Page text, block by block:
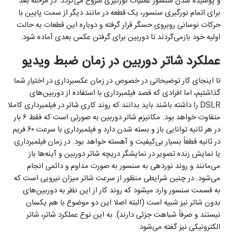
برای اتمام نورگیری سنسور، یک قطعه در مانند دیگر از سمت پایین با
حرکات نوسانی روبروی حسگر قرار گرفته و دوباره این قطعات به حالت
اولیه خود بازمی‌گردند تا دوربین برای گرفتن عکس بعدی آماده شود.
عملکرد شاتر دوربین در زمان ضبط ویدیو
تا اینجای کار توضیحاتی در خصوص در زمان عکسبرداری در اختیار شما
گذاشتیم، اما افرادی که قصد فیلمبرداری با استفاده از دوربین‌های
DSLR را داشته باشند باید بدانند که روند کاری شاتر در فیلمبرداری کاملا
متفاوت خواهد بود. مکانیزم شاتر دوربین به صورتی است که فقط ۶ بار
در هر ثانیه توانایی باز و بسته شدن دارد و فیلمبرداری با سرعت ۶۰ فریم
در ثانیه قطعاً بسیار بی‌کیفیت و آهسته خواهد بود. در زمان فیلمبرداری
یا نمایش زنده تصویر در نمایشگر دریچه شاتر دوربین و آینه‌ها باز
می‌مانند و روند نوردهی به سنسور به صورت مداوم و دائمی انجام
می‌شود. در چنین شرایطی منظور از سرعت شاتر میزان نیرویی است که
به قسمت سنسور وارد میشود که روند کار از این نظر به دوربین‌های
بدون شاتر نیز شبیه است (البته اصلا این دو موضوع با هم یکسان
نیستند و صرفاً شباهت جزئی دارند). به این نوع عملکرد شاتر، شاتر
الکترونیکی نیز گفته می‌شود.